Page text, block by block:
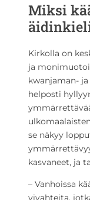
Miksi
Kirkolla on
ja
kwanjaman-
helposti
se näkyy
kasvaneet, ja
– Vanhoissa
vivahteita,